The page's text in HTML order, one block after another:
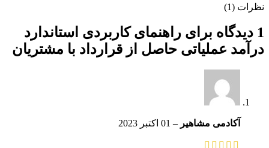
نظرات (1)
1 دیدگاه برای
راهنمای کاربردی استاندارد
درآمد عملیاتی حاصل از قرارداد با مشتریان
آکادمی مشاهیر – 01 اکتبر 2023